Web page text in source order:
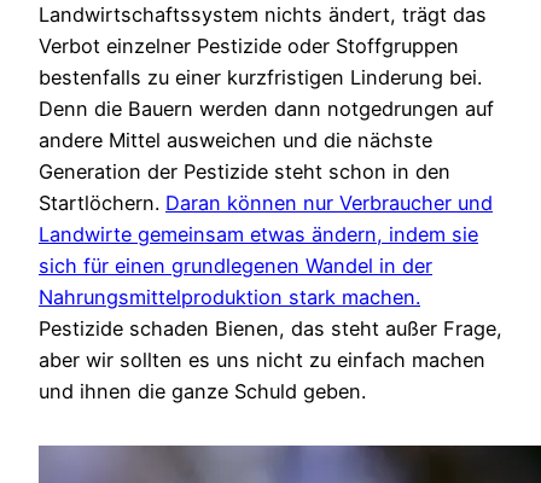
Landwirtschaftssystem nichts ändert, trägt das
Verbot einzelner Pestizide oder Stoffgruppen
bestenfalls zu einer kurzfristigen Linderung bei.
Denn die Bauern werden dann notgedrungen auf
andere Mittel ausweichen und die nächste
Generation der Pestizide steht schon in den
Startlöchern. Daran können nur Verbraucher und
Landwirte gemeinsam etwas ändern, indem sie
sich für einen grundlegenen Wandel in der
Nahrungsmittelproduktion stark machen.
Pestizide schaden Bienen, das steht außer Frage,
aber wir sollten es uns nicht zu einfach machen
und ihnen die ganze Schuld geben.